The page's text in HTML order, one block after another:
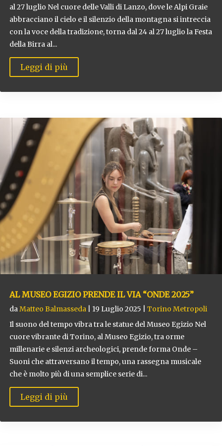
al 27 luglio Nel cuore delle Valli di Lanzo, dove le Alpi Graie
abbracciano il cielo e il silenzio della montagna si intreccia
con la voce della tradizione, torna dal 24 al 27 luglio la Festa
della Birra al...
Leggi di più
AL MUSEO EGIZIO PRENDE IL VIA “ONDE 2025”
daMatteo Balmasseda 19 Luglio 2025
Torino Metropoli
Il suono del tempo vibra tra le statue del Museo Egizio Nel
cuore vibrante di Torino, al Museo Egizio, tra orme
millenarie e silenzi archeologici, prende forma Onde –
Suoni che attraversano il tempo, una rassegna musicale
che è molto più di una semplice serie di...
Leggi di più